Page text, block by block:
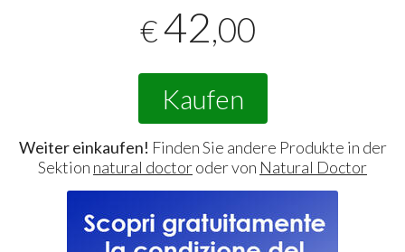
€42,00
Kaufen
Weiter einkaufen! Finden Sie andere Produkte in der
Sektion natural doctoroder von Natural Doctor